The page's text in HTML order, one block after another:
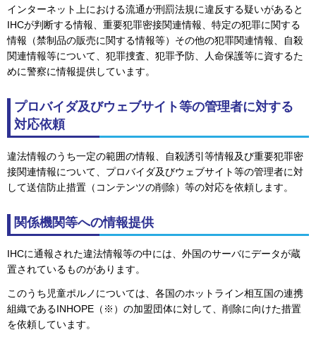
インターネット上における流通が刑罰法規に違反する疑いがあると
IHCが判断する情報、重要犯罪密接関連情報、特定の犯罪に関する
情報（禁制品の販売に関する情報等）その他の犯罪関連情報、自殺
関連情報等について、犯罪捜査、犯罪予防、人命保護等に資するた
めに警察に情報提供しています。
プロバイダ及びウェブサイト等の管理者に対する
対応依頼
違法情報のうち一定の範囲の情報、自殺誘引等情報及び重要犯罪密
接関連情報について、プロバイダ及びウェブサイト等の管理者に対
して送信防止措置（コンテンツの削除）等の対応を依頼します。
関係機関等への情報提供
IHCに通報された違法情報等の中には、外国のサーバにデータが蔵
置されているものがあります。
このうち児童ポルノについては、各国のホットライン相互国の連携
組織であるINHOPE（※）の加盟団体に対して、削除に向けた措置
を依頼しています。